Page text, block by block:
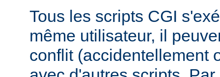
Tous les scripts CGI
même utilisateur, il
conflit (accidentellement